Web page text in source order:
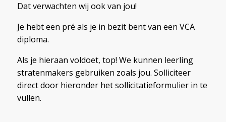
Dat verwachten wij ook van jou!
Je hebt een pré als je in bezit bent van een VCA
diploma.
Als je hieraan voldoet, top! We kunnen leerling
stratenmakers gebruiken zoals jou. Solliciteer
direct door hieronder het sollicitatieformulier in te
vullen.